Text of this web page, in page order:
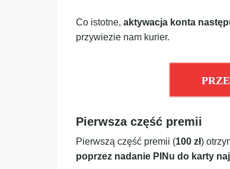
Co istotne, aktywacja konta
przywiezie nam kurier.
Pierwsza część premii
Pierwszą część premii (100 zł)
poprzez nadanie PINu do karty